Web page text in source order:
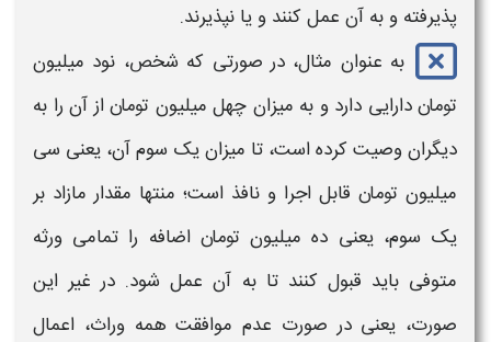
پذیرفته و به آن عمل کنند و یا نپذیرند.
به عنوان مثال، در صورتی که شخص، نود میلیون
تومان دارایی دارد و به میزان چهل میلیون تومان از آن را به
دیگران وصیت کرده است، تا میزان یک سوم آن، یعنی سی
میلیون تومان قابل اجرا و نافذ است؛ منتها مقدار مازاد بر
یک سوم، یعنی ده میلیون تومان اضافه را تمامی ورثه
متوفی باید قبول کنند تا به آن عمل شود. در غیر این
صورت، یعنی در صورت عدم موافقت همه وراث، اعمال